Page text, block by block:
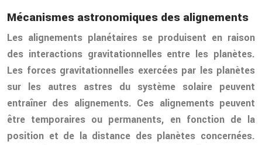
Mécanismes astronomiques des alignements
Les alignements planétaires se produisent en raison
des interactions gravitationnelles entre les planètes.
Les forces gravitationnelles exercées par les planètes
sur les autres astres du système solaire peuvent
entraîner des alignements. Ces alignements peuvent
être temporaires ou permanents, en fonction de la
position et de la distance des planètes concernées.